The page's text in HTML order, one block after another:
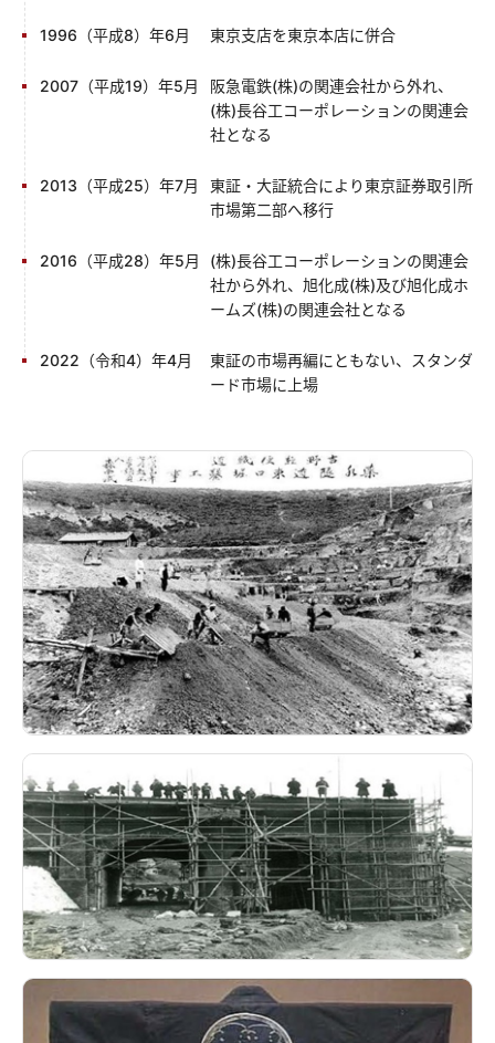
1996（平成8）年6月 東京支店を東京本店に併合
2007（平成19）年5月
阪急電鉄(株)の関連会社から外れ、
(株)長谷工コーポレーションの関連会
社となる
2013（平成25）年7月
東証・大証統合により東京証券取引所
市場第二部へ移行
2016（平成28）年5月
(株)長谷工コーポレーションの関連会
社から外れ、旭化成(株)及び旭化成ホ
ームズ(株)の関連会社となる
2022（令和4）年4月
東証の市場再編にともない、スタンダ
ード市場に上場